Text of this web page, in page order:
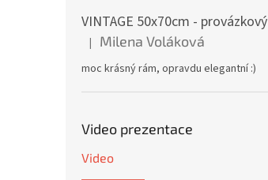
VINTAGE 50x70cm - provázkový
Hodnocení produktu je 5 z 5 hvězdiček.
| Milena Voláková
moc krásný rám, opravdu elegantní :)
Video prezentace
Video